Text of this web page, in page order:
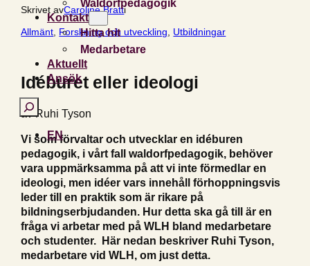
Waldorfpedagogik
Kontakt
Hitta hit
Medarbetare
Aktuellt
Ansök
Search
EN
Skrivet avCaroline Bratti
Allmänt Forskning och utveckling Utbildningar
Idéburet eller ideologi
av Ruhi Tyson
Vi som förvaltar och utvecklar en idéburen
pedagogik, i vårt fall waldorfpedagogik, behöver
vara uppmärksamma på att vi inte förmedlar en
ideologi, men idéer vars innehåll förhoppningsvis
leder till en praktik som är rikare på
bildningserbjudanden. Hur detta ska gå till är en
fråga vi arbetar med på WLH bland medarbetare
och studenter. Här nedan beskriver Ruhi Tyson,
medarbetare vid WLH, om just detta.